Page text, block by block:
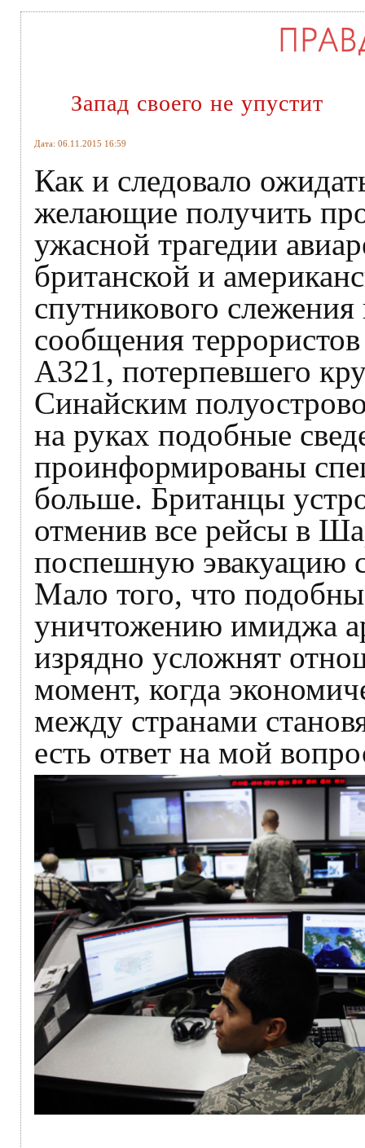
Запад своего не упустит
Дата: 06.11.2015 16:59
Как и следовало
желающие получить
ужасной трагедии
британской и
спутникового
сообщения
А321, потерпевшего
Синайским
на руках подобные
проинформированы
больше. Британцы
отменив все рейсы в
поспешную эвакуацию
Мало того, что
уничтожению имиджа
изрядно усложнят
момент, когда
между странами
есть ответ на мой